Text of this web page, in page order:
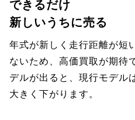
できるだけ
新しいうちに売る
年式が新しく走行距離が短
ないため、高価買取が期待
デルが出ると、現行モデル
大きく下がります。